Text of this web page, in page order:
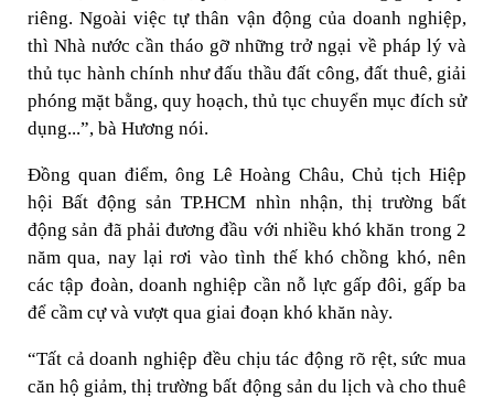
riêng. Ngoài việc tự thân vận động của doanh nghiệp,
thì Nhà nước cần tháo gỡ những trở ngại về pháp lý và
thủ tục hành chính như đấu thầu đất công, đất thuê, giải
phóng mặt bằng, quy hoạch, thủ tục chuyển mục đích sử
dụng...”, bà Hương nói.
Đồng quan điểm, ông Lê Hoàng Châu, Chủ tịch Hiệp
hội Bất động sản TP.HCM nhìn nhận, thị trường bất
động sản đã phải đương đầu với nhiều khó khăn trong 2
năm qua, nay lại rơi vào tình thế khó chồng khó, nên
các tập đoàn, doanh nghiệp cần nỗ lực gấp đôi, gấp ba
để cầm cự và vượt qua giai đoạn khó khăn này.
“Tất cả doanh nghiệp đều chịu tác động rõ rệt, sức mua
căn hộ giảm, thị trường bất động sản du lịch và cho thuê